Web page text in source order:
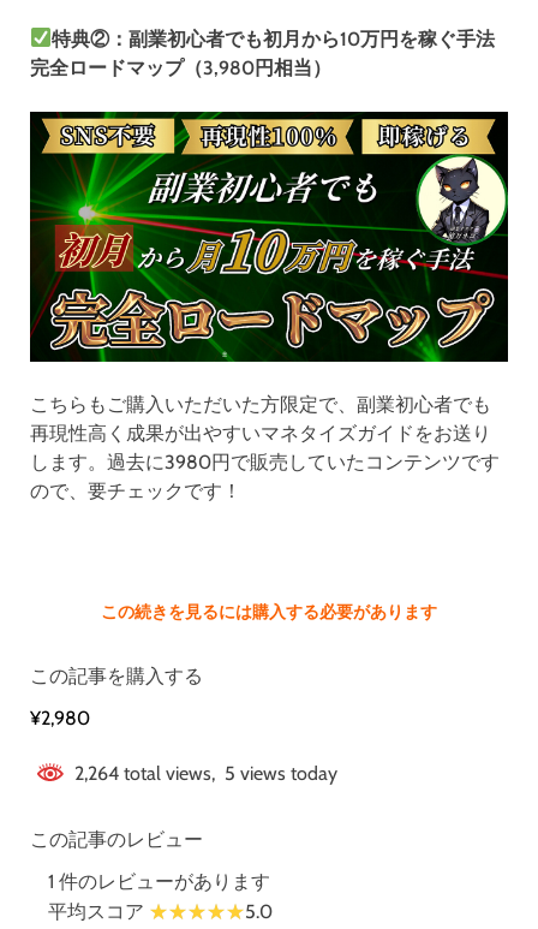
特典②：副業初心者でも初月から10万円を稼ぐ手法
完全ロードマップ（3,980円相当）
こちらもご購入いただいた方限定で、副業初心者でも
再現性高く成果が出やすいマネタイズガイドをお送り
します。過去に3980円で販売していたコンテンツです
ので、要チェックです！
この続きを見るには購入する必要があります
この記事を購入する
¥2,980
2,264 total views, 5 views today
この記事のレビュー
1 件のレビューがあります
平均スコア
5.0